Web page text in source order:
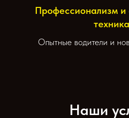
Профессионализм и
техника
Опытные водители и
Наши